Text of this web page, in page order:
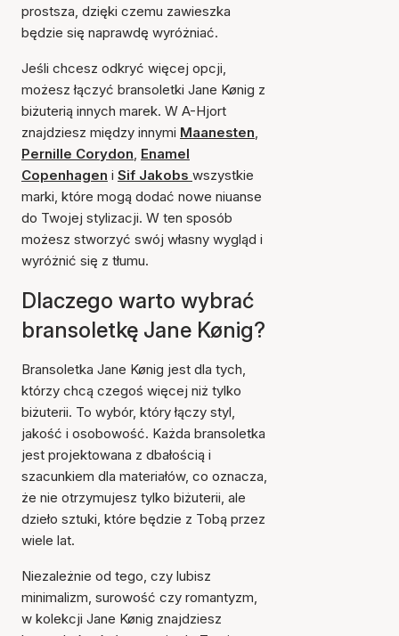
prostsza, dzięki czemu zawieszka
będzie się naprawdę wyróżniać.
Jeśli chcesz odkryć więcej opcji,
możesz łączyć bransoletki Jane Kønig z
biżuterią innych marek. W A-Hjort
znajdziesz między innymi Maanesten,
Pernille Corydon, Enamel
Copenhagen i Sif Jakobs wszystkie
marki, które mogą dodać nowe niuanse
do Twojej stylizacji. W ten sposób
możesz stworzyć swój własny wygląd i
wyróżnić się z tłumu.
Dlaczego warto wybrać
bransoletkę Jane Kønig?
Bransoletka Jane Kønig jest dla tych,
którzy chcą czegoś więcej niż tylko
biżuterii. To wybór, który łączy styl,
jakość i osobowość. Każda bransoletka
jest projektowana z dbałością i
szacunkiem dla materiałów, co oznacza,
że nie otrzymujesz tylko biżuterii, ale
dzieło sztuki, które będzie z Tobą przez
wiele lat.
Niezależnie od tego, czy lubisz
minimalizm, surowość czy romantyzm,
w kolekcji Jane Kønig znajdziesz